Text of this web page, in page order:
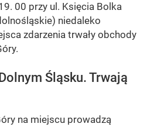
00 przy ul. Księcia Bolka
niedaleko
zdarzenia trwały obchody
Śląsku. Trwają
na miejscu prowadzą